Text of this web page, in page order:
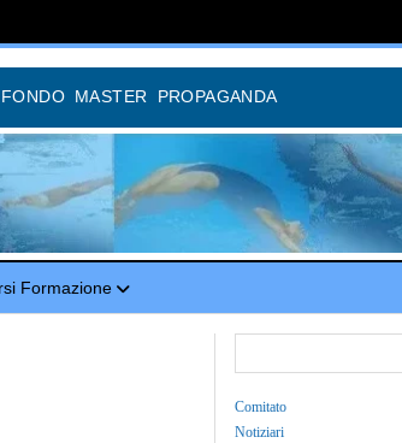
FONDO MASTER PROPAGANDA
Formazione
Comitato
Notiziari